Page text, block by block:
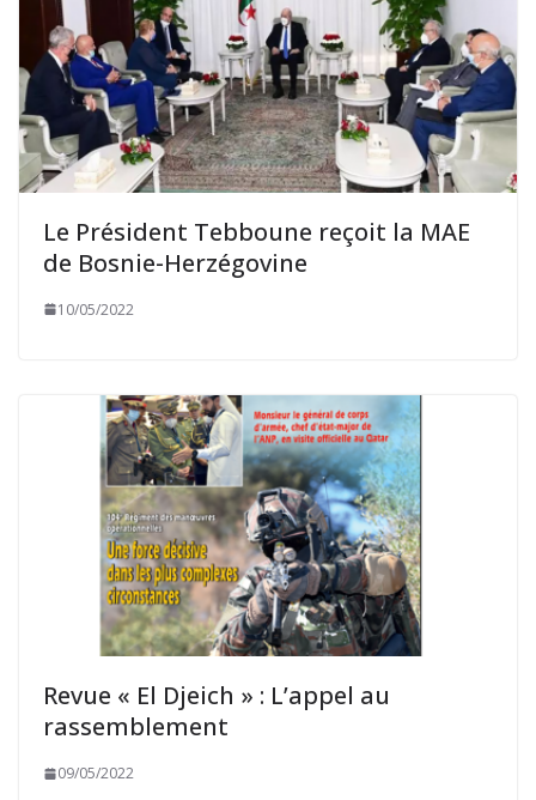
Le Président Tebboune reçoit la MAE
de Bosnie-Herzégovine
10/05/2022
Revue « El Djeich » : L’appel au
rassemblement
09/05/2022